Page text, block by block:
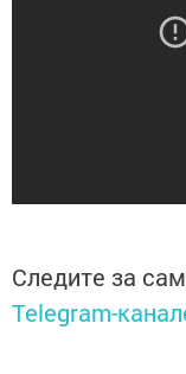
Следите за
Telegram-